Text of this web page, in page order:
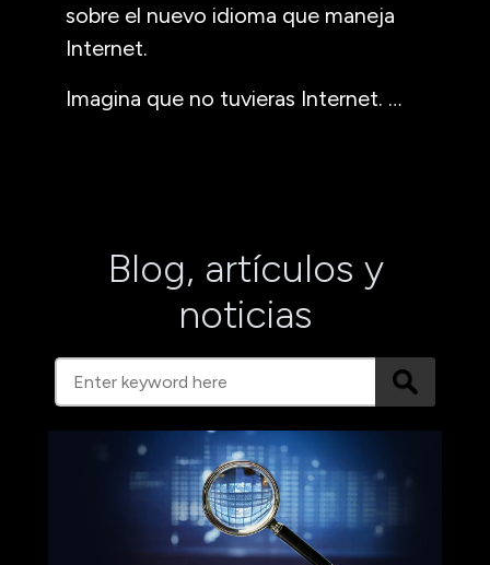
sobre el nuevo idioma que maneja
Internet.
Imagina que no tuvieras Internet. …
Blog, artículos y
noticias